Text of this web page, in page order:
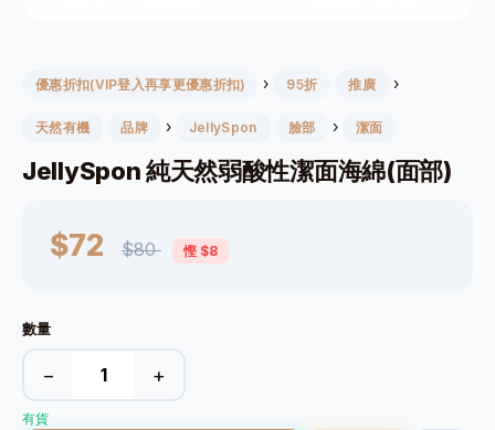
優惠折扣(VIP登入再享更優惠折扣) › 95折 推廣 ›
天然有機 品牌 › JellySpon 臉部 › 潔面
JellySpon 純天然弱酸性潔面海綿(面部)
$72 $80 慳 $8
數量
− +
有貨